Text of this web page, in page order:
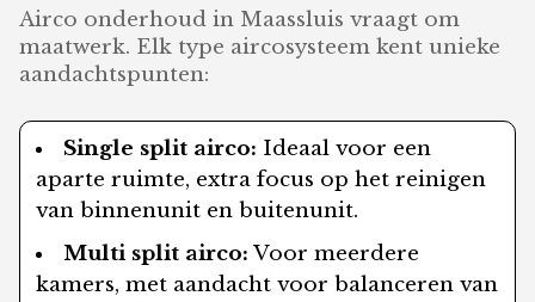
Airco onderhoud in Maassluis vraagt om
maatwerk. Elk type aircosysteem kent unieke
aandachtspunten:
Single split airco: Ideaal voor een
aparte ruimte, extra focus op het reinigen
van binnenunit en buitenunit.
Multi split airco: Voor meerdere
kamers, met aandacht voor balanceren van